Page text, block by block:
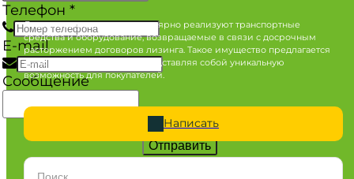
Лизинговые компании регулярно реализуют транспортные
средства и оборудование, возвращаемые в связи с досрочным
расторжением договоров лизинга. Такое имущество предлагается
по конкурентным ценам, представляя собой уникальную
возможность для покупателей.
Написать
Телефон *
E-mail
Сообщение
Отправить